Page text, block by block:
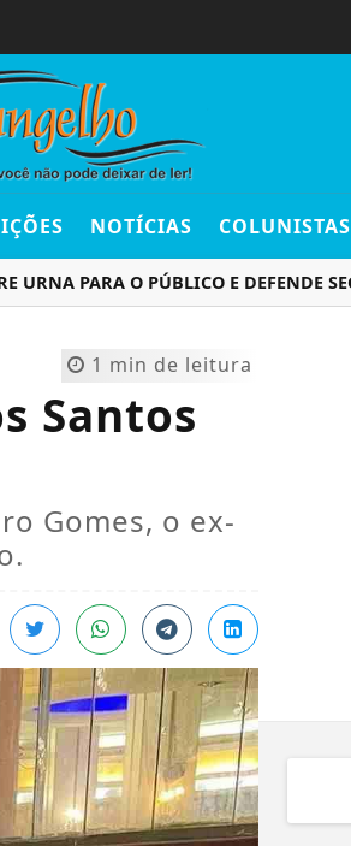
NOTÍCIAS COLUNISTAS
PARA O PÚBLICO E DEFENDE
1 min de leitura
Santos
Gomes, o ex-